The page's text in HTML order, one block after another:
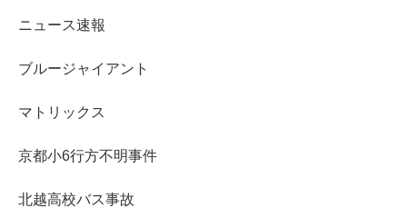
ニュース速報
ブルージャイアント
マトリックス
京都小6行方不明事件
北越高校バス事故